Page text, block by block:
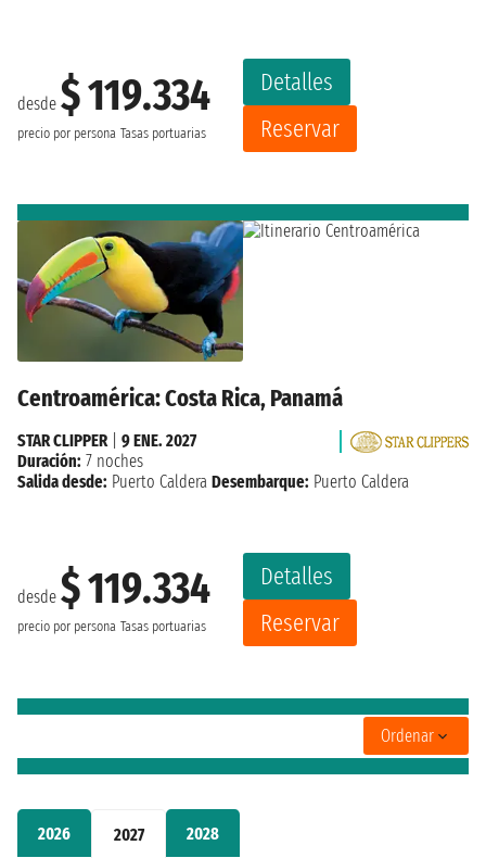
2026 2027 2028
desde $ 119.334
precio por persona Tasas portuarias
Detalles
Reservar
Centroamérica: Costa Rica, Panamá
desde $ 119.334
precio por persona Tasas portuarias
Detalles
Reservar
STAR CLIPPER| 9 ENE. 2027
Duración: 7 noches
Salida desde: Puerto Caldera Desembarque: Puerto Caldera
Ordenar